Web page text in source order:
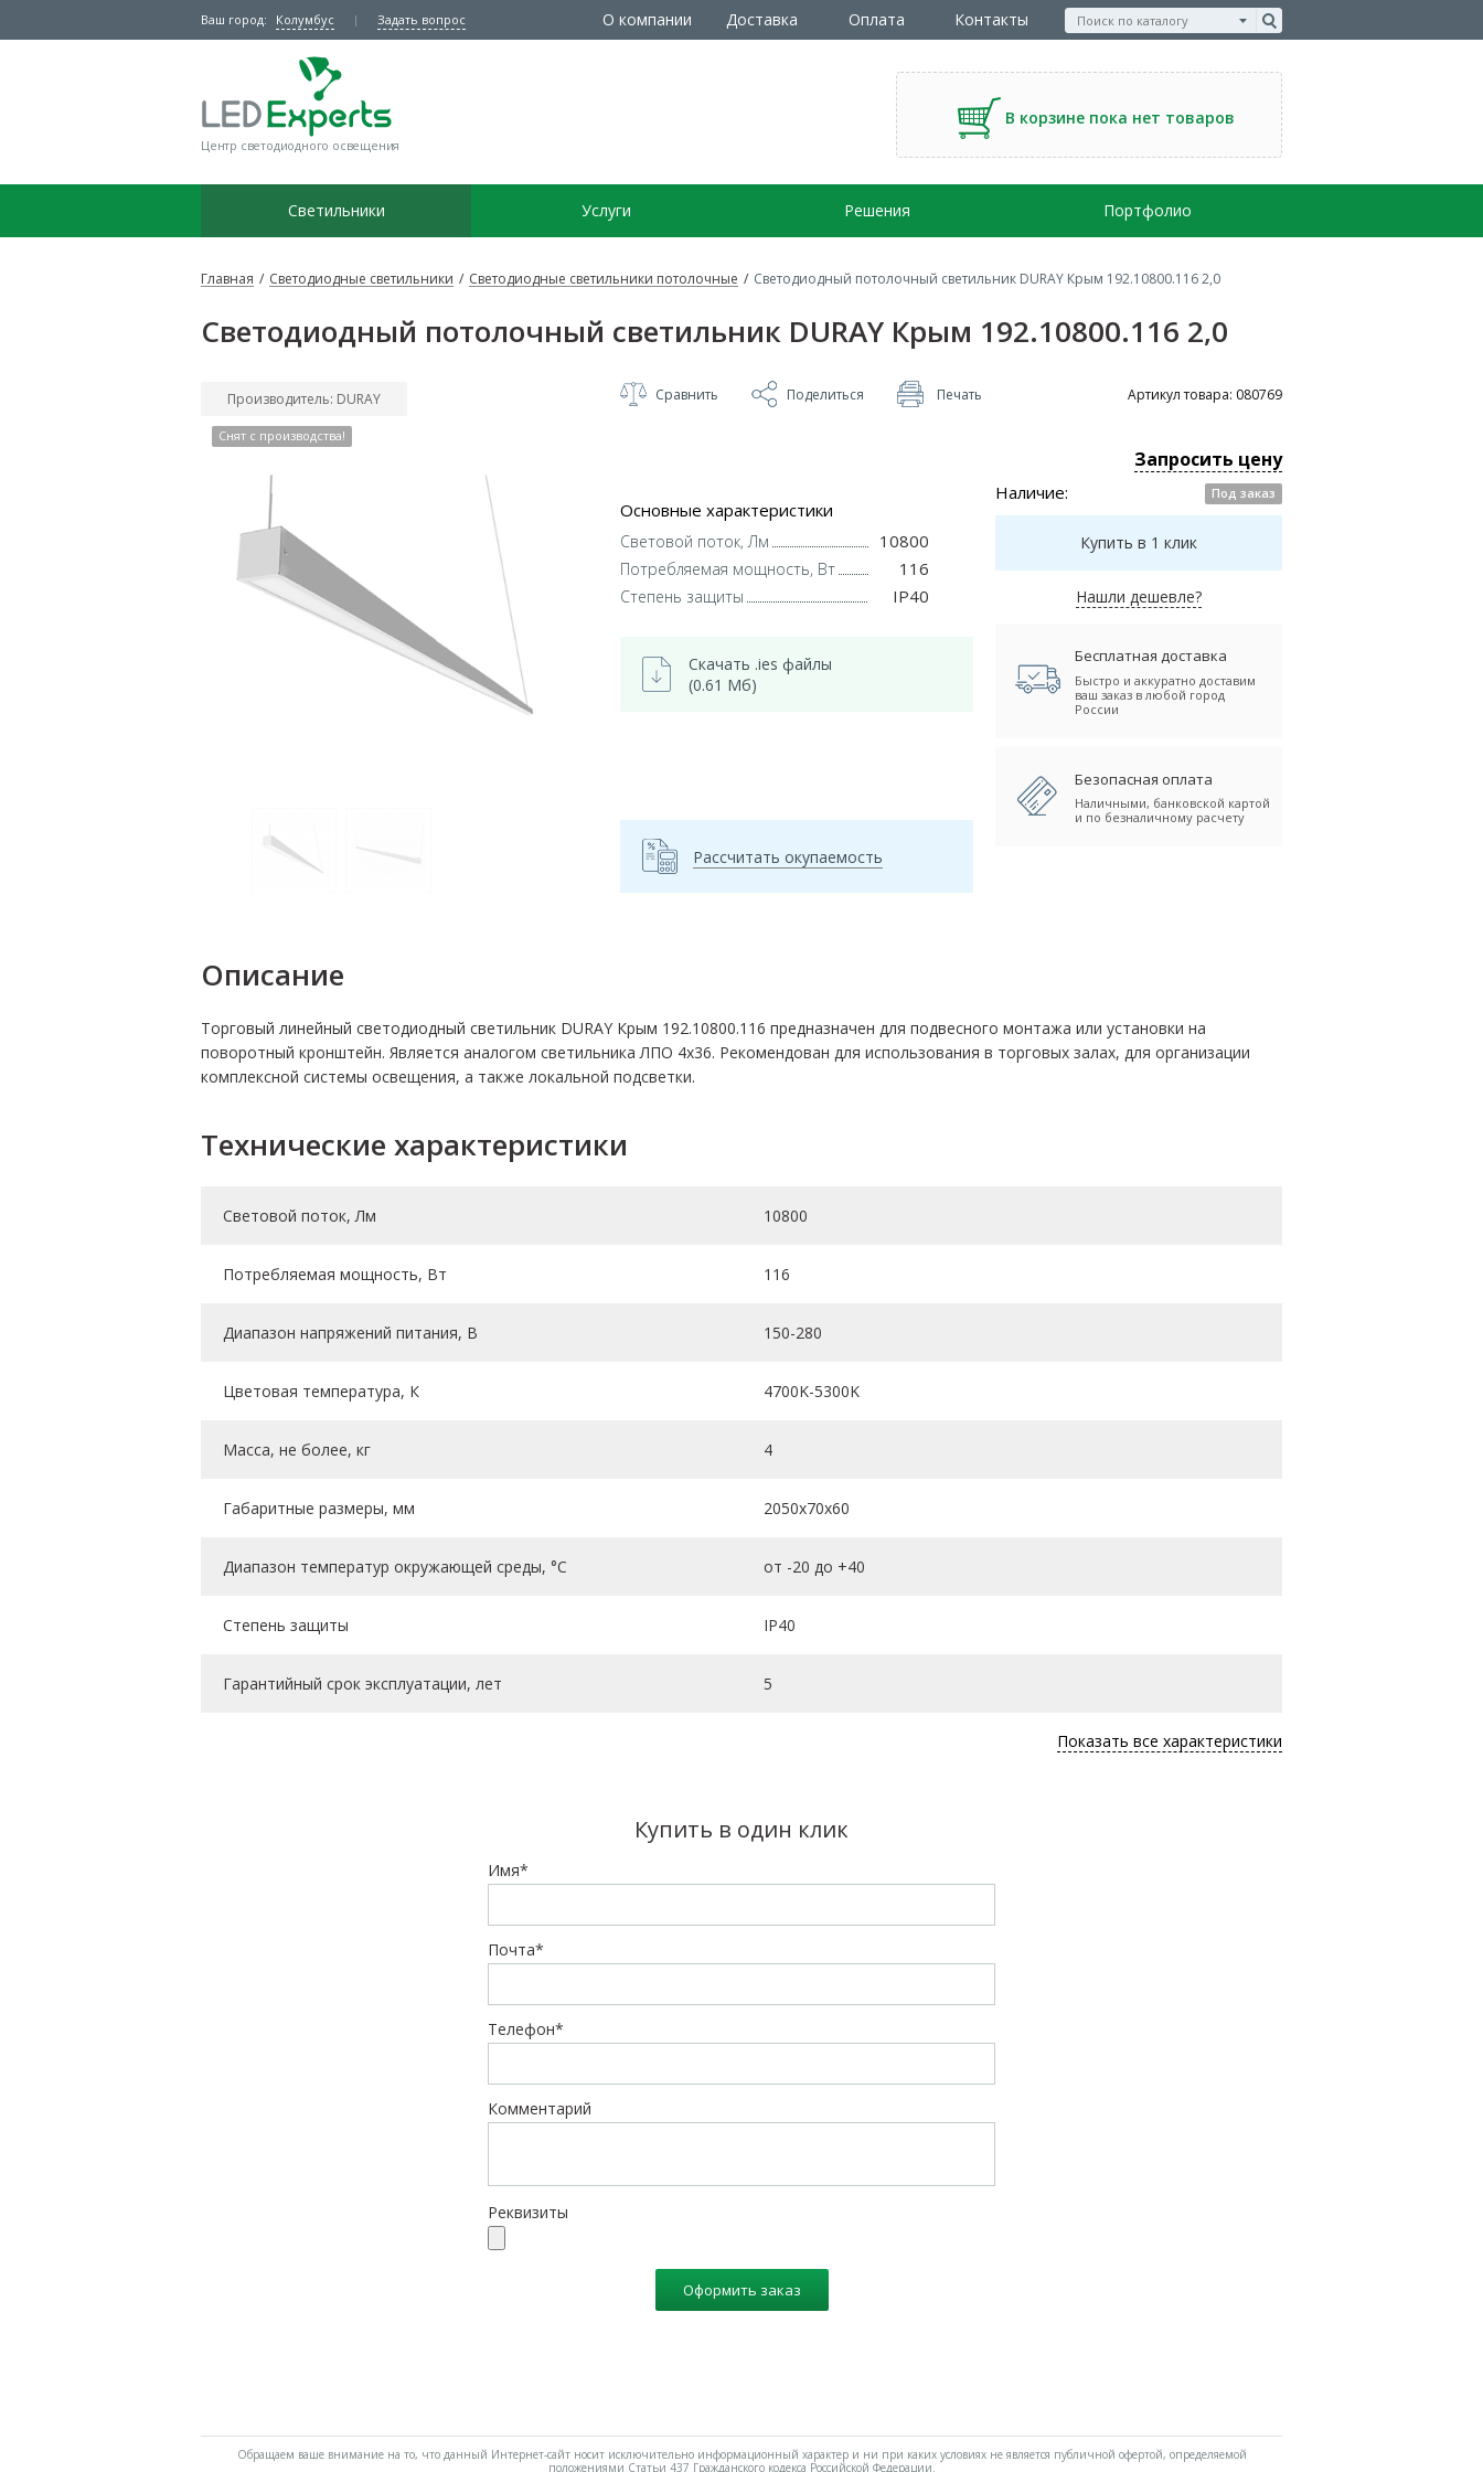
Ваш город: Колумбус Задать вопрос О компании Доставка Оплата Контакты
Центр светодиодного освещения
В корзине пока нет товаров
Светильники Услуги Решения Портфолио
Главная / Светодиодные светильники / Светодиодные светильники потолочные / Светодиодный потолочный светильник DURAY Крым 192.10800.116 2,0
Светодиодный потолочный светильник DURAY Крым 192.10800.116 2,0
Производитель: DURAY
Снят с производства!
Сравнить Поделиться Печать Артикул товара: 080769
Основные характеристики
Световой поток, Лм 10800
Потребляемая мощность, Вт 116
Степень защиты IP40
Скачать .ies файлы
(0.61 Мб)
Рассчитать окупаемость
Запросить цену
Наличие: Под заказ
Купить в 1 клик
Нашли дешевле?
Бесплатная доставка
Быстро и аккуратно доставим
ваш заказ в любой город
России
Безопасная оплата
Наличными, банковской картой
и по безналичному расчету
Описание
Торговый линейный светодиодный светильник DURAY Крым 192.10800.116 предназначен для подвесного монтажа или установки на
поворотный кронштейн. Является аналогом светильника ЛПО 4х36. Рекомендован для использования в торговых залах, для организации
комплексной системы освещения, а также локальной подсветки.
Технические характеристики
Световой поток, Лм 10800
Потребляемая мощность, Вт 116
Диапазон напряжений питания, В 150-280
Цветовая температура, К 4700K-5300K
Масса, не более, кг 4
Габаритные размеры, мм 2050х70х60
Диапазон температур окружающей среды, °C от -20 до +40
Степень защиты IP40
Гарантийный срок эксплуатации, лет 5
Показать все характеристики
Купить в один клик
Имя*
Почта*
Телефон*
Комментарий
Реквизиты
Оформить заказ
Обращаем ваше внимание на то, что данный Интернет-сайт носит исключительно информационный характер и ни при каких условиях не является публичной офертой, определяемой
положениями Статьи 437 Гражданского кодекса Российской Федерации.